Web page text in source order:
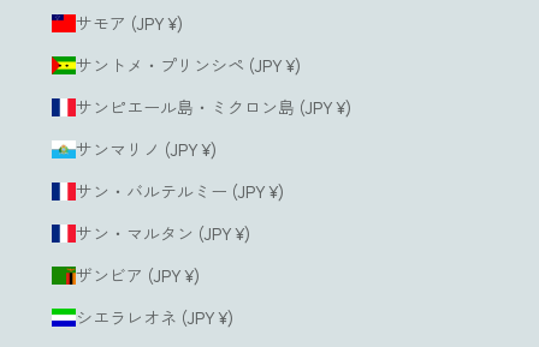
サモア (JPY ¥)
サントメ・プリンシペ (JPY ¥)
サンピエール島・ミクロン島 (JPY ¥)
サンマリノ (JPY ¥)
サン・バルテルミー (JPY ¥)
サン・マルタン (JPY ¥)
ザンビア (JPY ¥)
シエラレオネ (JPY ¥)